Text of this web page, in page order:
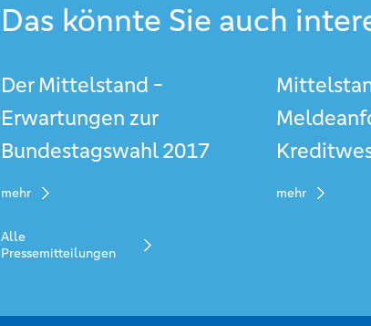
Das könnte Sie auch
Der Mittelstand -
Erwartungen zur
Bundestagswahl 2017
mehr mehr
Alle
Pressemitteilungen